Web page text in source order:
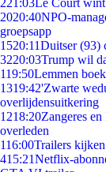
221:03Le Court wint
2020:40NPO-
groepsapp
1520:11Duitser (93)
3220:03Trump wil
119:50Lemmen
1319:42'Zwarte
overlijdensuitkering
1218:20Zangeres
overleden
116:00Trailers
415:21Netflix-